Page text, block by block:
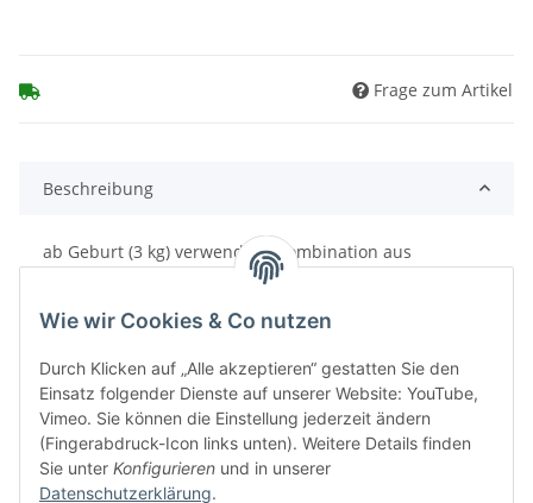
Frage zum Artikel
Beschreibung
ab Geburt (3 kg) verwendbar Kombination aus
Tragetuch und Babytrage wächst stufenlos mit
Wie wir Cookies & Co nutzen
Durch Klicken auf „Alle akzeptieren“ gestatten Sie den
Einsatz folgender Dienste auf unserer Website: YouTube,
Vimeo. Sie können die Einstellung jederzeit ändern
(Fingerabdruck-Icon links unten). Weitere Details finden
Sie unter Konfigurieren und in unserer
Datenschutzerklärung.